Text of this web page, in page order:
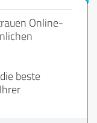
Online-
beste